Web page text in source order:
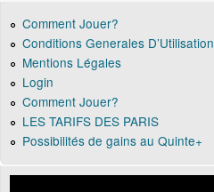
Comment Jouer?
Conditions Generales D’Utilisation
Mentions Légales
Login
Comment Jouer?
LES TARIFS DES PARIS
Possibilités de gains au Quinte+